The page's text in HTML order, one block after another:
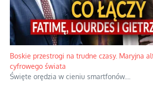
Papieskie innowacje w tradycyjnym różańcu
Gorący dylemat medytacji nad tajemnicami....